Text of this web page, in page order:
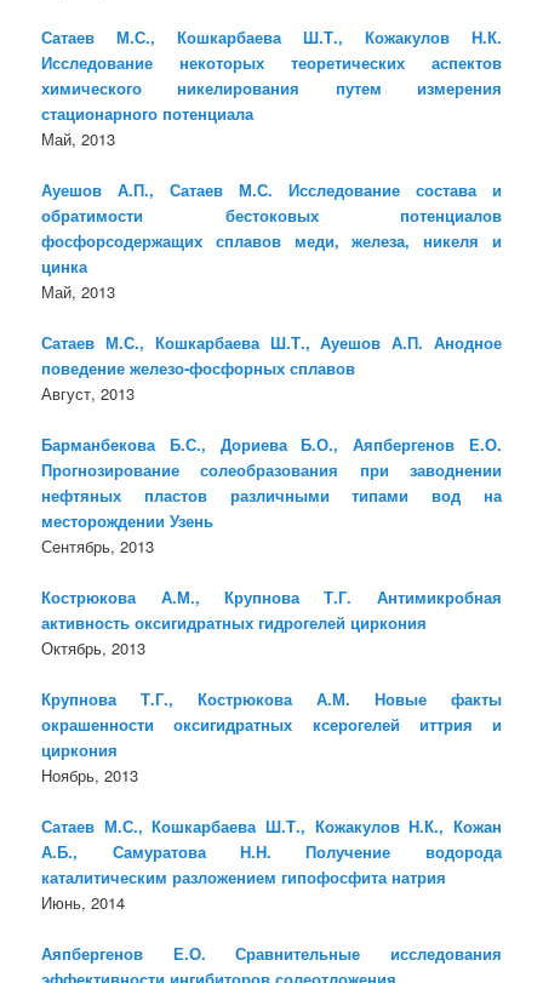
Сатаев М.С., Кошкарбаева Ш.Т., Кожакулов Н.К.
Исследование некоторых теоретических аспектов
химического никелирования путем измерения
стационарного потенциала
Май, 2013
Ауешов А.П., Сатаев М.С. Исследование состава и
обратимости бестоковых потенциалов
фосфорсодержащих сплавов меди, железа, никеля и
цинка
Май, 2013
Сатаев М.С., Кошкарбаева Ш.Т., Ауешов А.П. Анодное
поведение железо-фосфорных сплавов
Август, 2013
Барманбекова Б.С., Дориева Б.О., Аяпбергенов Е.О.
Прогнозирование солеобразования при заводнении
нефтяных пластов различными типами вод на
месторождении Узень
Сентябрь, 2013
Кострюкова А.М., Крупнова Т.Г. Антимикробная
активность оксигидратных гидрогелей циркония
Октябрь, 2013
Крупнова Т.Г., Кострюкова А.М. Новые факты
окрашенности оксигидратных ксерогелей иттрия и
циркония
Ноябрь, 2013
Сатаев М.С., Кошкарбаева Ш.Т., Кожакулов Н.К., Кожан
А.Б., Самуратова Н.Н. Получение водорода
каталитическим разложением гипофосфита натрия
Июнь, 2014
Аяпбергенов Е.О. Сравнительные исследования